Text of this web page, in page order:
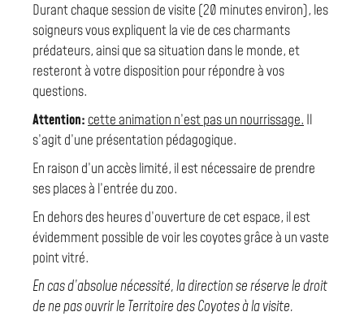
Durant chaque session de visite (20 minutes environ), les
soigneurs vous expliquent la vie de ces charmants
prédateurs, ainsi que sa situation dans le monde, et
resteront à votre disposition pour répondre à vos
questions.
Attention:cette animation n’est pas un nourrissage.Il
s’agit d’une présentation pédagogique.
En raison d’un accès limité, il est nécessaire de prendre
ses places à l’entrée du zoo.
En dehors des heures d’ouverture de cet espace, il est
évidemment possible de voir les coyotes grâce à un vaste
point vitré.
En cas d’absolue nécessité, la direction se réserve le droit
de ne pas ouvrir le Territoire des Coyotes à la visite.